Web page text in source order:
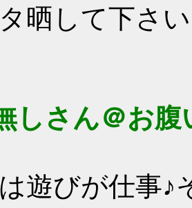
晒して下さ
しさん＠お腹
遊びが仕事♪